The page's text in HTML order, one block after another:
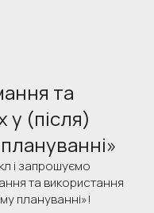
та
у (після)
і запрошуємо
та використання
плануванні»!